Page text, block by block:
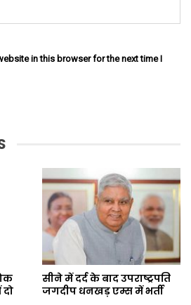
in this browser for the next time I
सीने में दर्द के बाद उपराष्ट्रपति
जगदीप धनखड़ एम्स में भर्ती